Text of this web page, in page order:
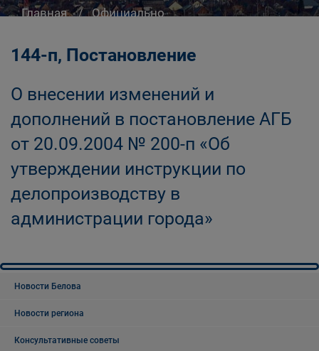
Главная
Официально
городского округа
144-п, Постановление
О внесении изменений и
дополнений в постановление АГБ
от 20.09.2004 № 200-п «Об
утверждении инструкции по
делопроизводству в
администрации города»
Новости Белова
Новости региона
Консультативные советы